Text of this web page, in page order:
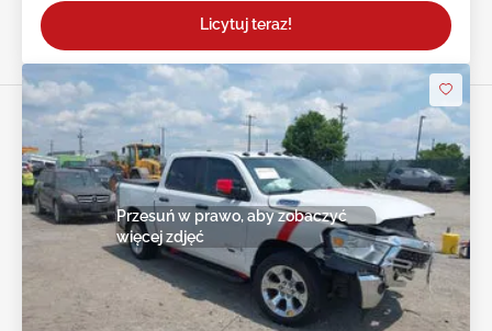
Licytuj teraz!
Przesuń w prawo, aby zobaczyć
więcej zdjęć